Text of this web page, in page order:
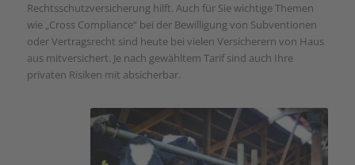
Rechtsschutzversicherung hilft. Auch für Sie wichtige Themen
wie „Cross Compliance“ bei der Bewilligung von Subventionen
oder Vertragsrecht sind heute bei vielen Versicherern von Haus
aus mitversichert. Je nach gewähltem Tarif sind auch Ihre
privaten Risiken mit absicherbar.